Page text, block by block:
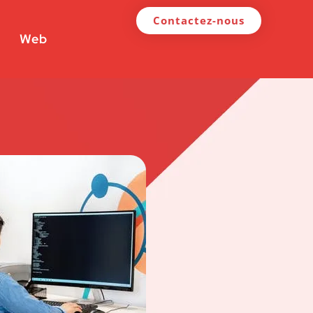
Web
Contactez-nous